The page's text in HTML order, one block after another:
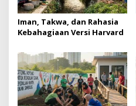
Iman, Takwa, dan Rahasia
Kebahagiaan Versi Harvard